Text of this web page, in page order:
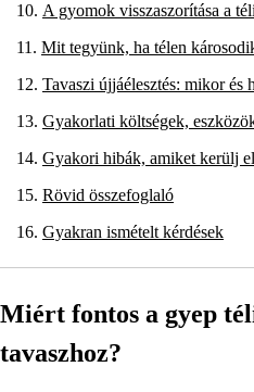
A gyomok visszaszorítása a
Mit tegyünk, ha télen
Tavaszi újjáélesztés: mikor és
Gyakorlati költségek,
Gyakori hibák, amiket kerülj el
Rövid összefoglaló
Gyakran ismételt kérdések
Miért fontos a gyep
tavaszhoz?